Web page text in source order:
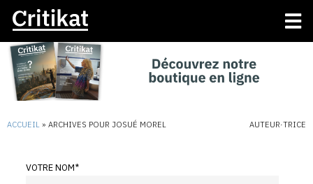
ACCUEIL » ARCHIVES POUR JOSUÉ MOREL AUTEUR·TRICE
VOTRE NOM*